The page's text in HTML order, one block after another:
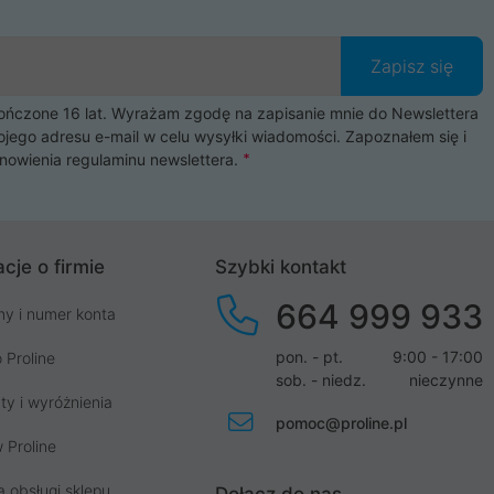
Zapisz się
16 lat. Wyrażam zgodę na zapisanie mnie do Newslettera
adresu e-mail w celu wysyłki wiadomości. Zapoznałem się i
regulaminu newslettera.
o firmie
i numer konta
Proline
i wyróżnienia
Proline
obsługi sklepu
Szybki kontakt
664 999 933
pon. - pt.
9:00 - 17:00
sob. - niedz.
nieczynne
pomoc@proline.pl